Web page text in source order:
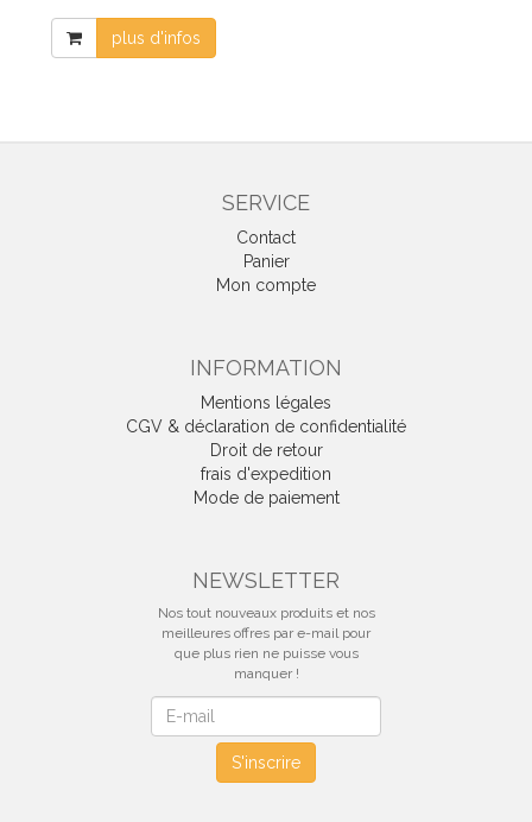
plus d'infos
SERVICE
Contact
Panier
Mon compte
INFORMATION
Mentions légales
CGV & déclaration de confidentialité
Droit de retour
frais d'expedition
Mode de paiement
NEWSLETTER
Nos tout nouveaux produits et nos
meilleures offres par e-mail pour
que plus rien ne puisse vous
manquer !
S'inscrire